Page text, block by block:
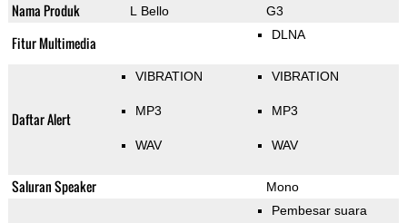
Nama Produk L Bello G3
Fitur Multimedia DLNA
Daftar Alert
VIBRATION
MP3
WAV
VIBRATION
MP3
WAV
Saluran Speaker Mono
Pembesar suara